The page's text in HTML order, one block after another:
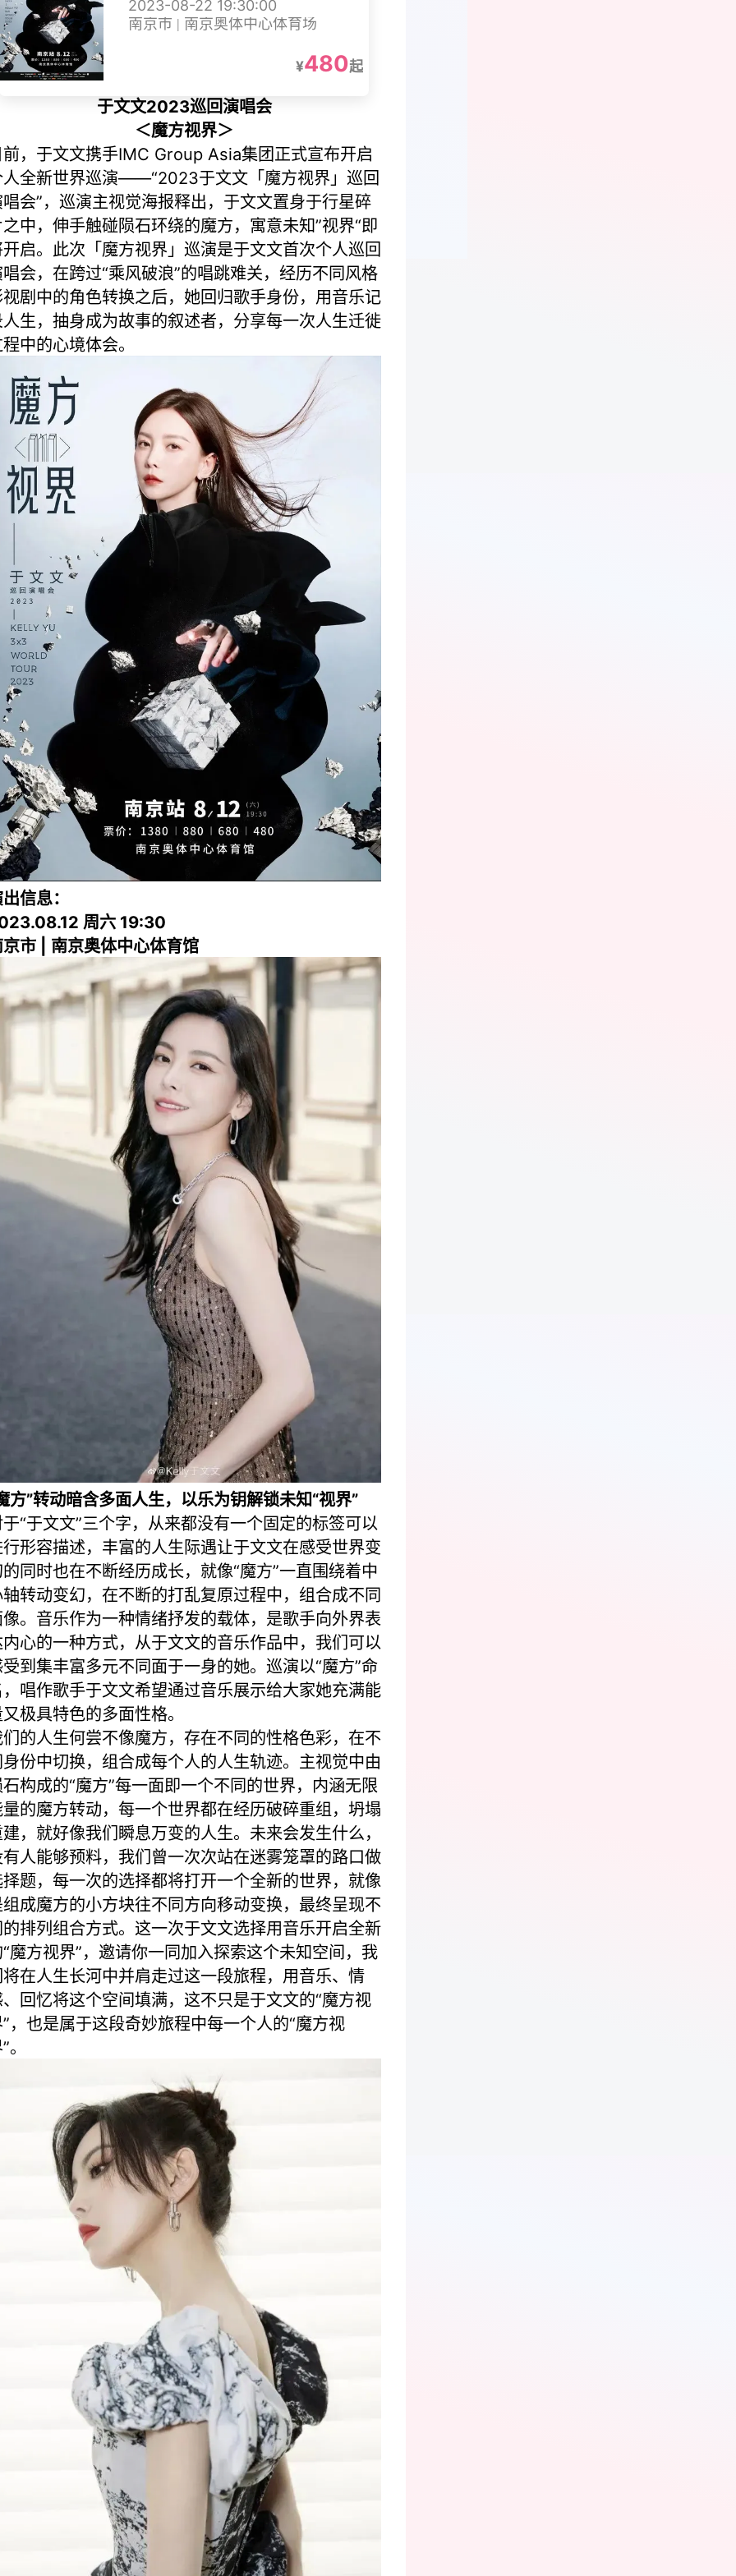
2023-08-22 19:30:00
南京市 | 南京奥体中心体育场
¥480起
于文文2023巡回演唱会
＜魔方视界＞
，于文文携手IMC Group Asia集团正式宣布开启
人全新世界巡演——“2023于文文「魔方视界」巡回
会”，巡演主视觉海报释出，于文文置身于行星碎
中，伸手触碰陨石环绕的魔方，寓意未知”视界“即
启。此次「魔方视界」巡演是于文文首次个人巡回
会，在跨过“乘风破浪”的唱跳难关，经历不同风格
剧中的角色转换之后，她回归歌手身份，用音乐记
生，抽身成为故事的叙述者，分享每一次人生迁徙
中的心境体会。
信息：
周六 19:30
市 | 南京奥体中心体育馆
方”转动暗含多面人生，以乐为钥解锁未知“视界”
“于文文”三个字，从来都没有一个固定的标签可以
形容描述，丰富的人生际遇让于文文在感受世界变
同时也在不断经历成长，就像“魔方”一直围绕着中
转动变幻，在不断的打乱复原过程中，组合成不同
。音乐作为一种情绪抒发的载体，是歌手向外界表
心的一种方式，从于文文的音乐作品中，我们可以
到集丰富多元不同面于一身的她。巡演以“魔方”命
唱作歌手于文文希望通过音乐展示给大家她充满能
极具特色的多面性格。
的人生何尝不像魔方，存在不同的性格色彩，在不
份中切换，组合成每个人的人生轨迹。主视觉中由
构成的“魔方”每一面即一个不同的世界，内涵无限
的魔方转动，每一个世界都在经历破碎重组，坍塌
，就好像我们瞬息万变的人生。未来会发生什么，
人能够预料，我们曾一次次站在迷雾笼罩的路口做
题，每一次的选择都将打开一个全新的世界，就像
成魔方的小方块往不同方向移动变换，最终呈现不
排列组合方式。这一次于文文选择用音乐开启全新
魔方视界”，邀请你一同加入探索这个未知空间，我
在人生长河中并肩走过这一段旅程，用音乐、情
回忆将这个空间填满，这不只是于文文的“魔方视
，也是属于这段奇妙旅程中每一个人的“魔方视
。